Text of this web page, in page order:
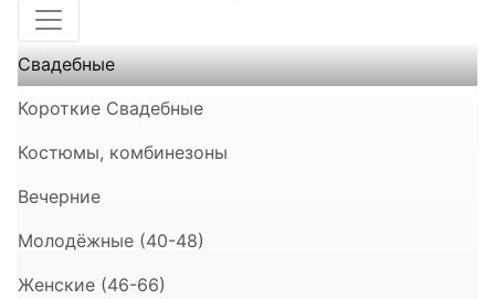
Свадебные
Короткие Свадебные
Костюмы, комбинезоны
Вечерние
Молодёжные (40-48)
Женские (46-66)